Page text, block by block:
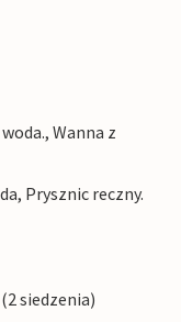
Wanna z
Prysznic reczny.
siedzenia)